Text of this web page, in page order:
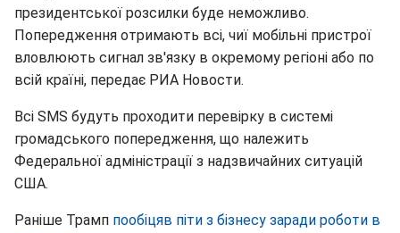
президентської розсилки буде неможливо.
Попередження отримають всі, чиї мобільні пристрої
вловлюють сигнал зв'язку в окремому регіоні або по
всій країні, передає РИА Новости.
Всі SMS будуть проходити перевірку в системі
громадського попередження, що належить
Федеральної адміністрації з надзвичайних ситуацій
США.
Раніше Трамп пообіцяв піти з бізнесу заради роботи в